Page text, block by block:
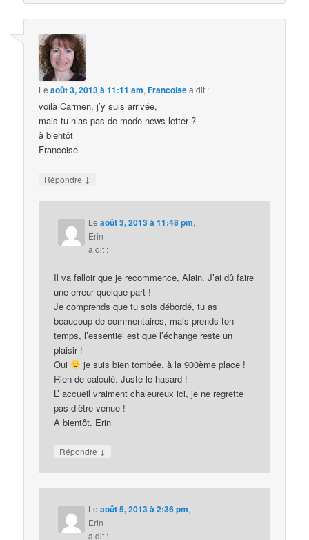
Leaoût 3, 2013 à 11:11 am,Francoisea dit :
voilà Carmen, j’y suis arrivée,
mais tu n’as pas de mode news letter ?
à bientôt
Francoise
Répondre ↓
Leaoût 3, 2013 à 11:48 pm,
Erin
a dit :
Il va falloir que je recommence, Alain. J’ai dû faire
une erreur quelque part !
Je comprends que tu sois débordé, tu as
beaucoup de commentaires, mais prends ton
temps, l’essentiel est que l’échange reste un
plaisir !
Oui
je suis bien tombée, à la 900ème place !
Rien de calculé. Juste le hasard !
L’ accueil vraiment chaleureux ici, je ne regrette
pas d’être venue !
À bientôt. Erin
Répondre ↓
Leaoût 5, 2013 à 2:36 pm,
Erin
a dit :